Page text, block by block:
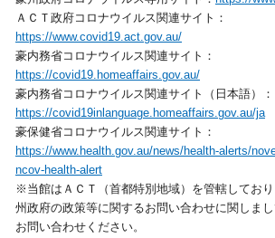
ＡＣＴ政府コロナウイルス関連サイト：
https://www.covid19.act.gov.au/
豪内務省コロナウイルス関連サイト：
https://covid19.homeaffairs.gov.au/
豪内務省コロナウイルス関連サイト（日本語）：
https://covid19inlanguage.homeaffairs.gov.au/ja
豪保健省コロナウイルス関連サイト：
https://www.health.gov.au/news/health-alerts/
ncov-health-alert
※当館はＡＣＴ（首都特別地域）を管轄してお
州政府の政策等に関するお問い合わせに関しま
お問い合わせください。